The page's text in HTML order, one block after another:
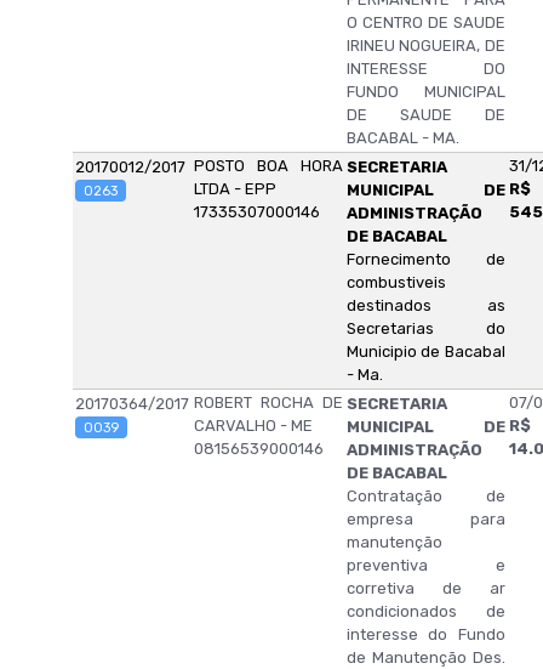
O CENTRO DE SAUDE
IRINEU NOGUEIRA, DE
INTERESSE DO
FUNDO MUNICIPAL
DE SAUDE DE
BACABAL - MA.
20170012/2017
0263
POSTO BOA HORA
LTDA - EPP
17335307000146
SECRETARIA
MUNICIPAL DE
ADMINISTRAÇÃO
DE BACABAL
Fornecimento de
combustiveis
destinados as
Secretarias do
Municipio de Bacabal
- Ma.
31/
R$
20170364/2017
0039
ROBERT ROCHA DE
CARVALHO - ME
08156539000146
SECRETARIA
MUNICIPAL DE
ADMINISTRAÇÃO
DE BACABAL
Contratação de
empresa para
manutenção
preventiva e
corretiva de ar
condicionados de
interesse do Fundo
de Manutenção Des.
07/
R$